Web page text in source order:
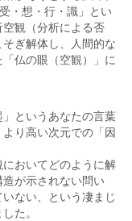
受・想・行・識」とい
観（分析による否
ぎ解体し、人間的な
仏の眼（空観）」に
」というあなたの言葉
り高い次元での「因
おいてどのように解
が示されない問い
ない、という凄まじ
た。